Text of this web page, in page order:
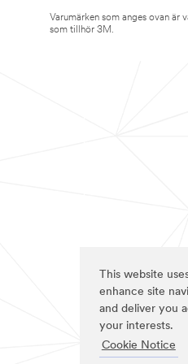
This website
enhance site
and deliver you
your interests.
Cookie Notice
Varumärken som anges ovan är
som tillhör 3M.